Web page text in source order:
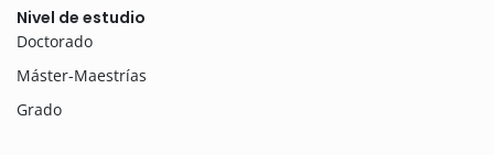
Nivel de estudio
Doctorado
Máster-Maestrías
Grado